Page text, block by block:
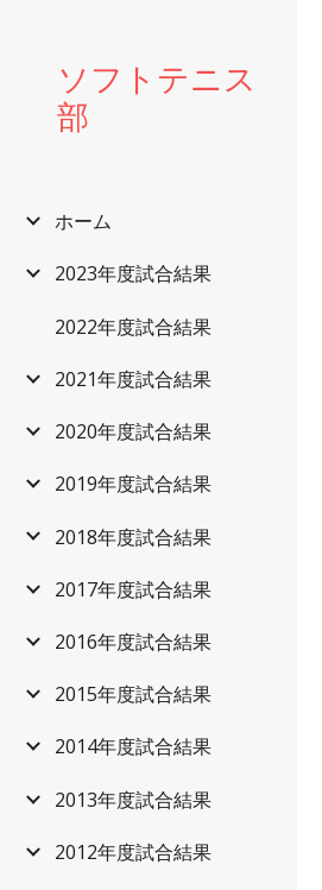
ソフトテニス
部
ホーム
2023年度試合結果
2022年度試合結果
2021年度試合結果
2020年度試合結果
2019年度試合結果
2018年度試合結果
2017年度試合結果
2016年度試合結果
2015年度試合結果
2014年度試合結果
2013年度試合結果
2012年度試合結果